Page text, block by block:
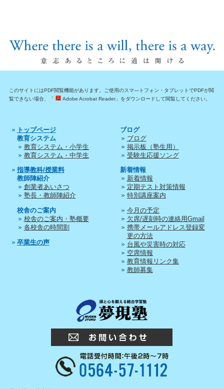
このサイトにはPDF閲覧機能があります。ご使用のスマ―トフォン・タブレットでPDFが閲
覧できない場合、「
Adobe Acrobat Reader」をダウンロードして閲覧してください。
トップページ
教育システム
教育システム・小学生
教育システム・中学生
指導教科/授業料
教師陣紹介
創業者あいさつ
塾長・教師陣紹介
校舎のご案内
校舎のご案内・塾概要
各校舎の時間割
卒業生の声
ブログ
ブログ
掲示板（塾生用）
受験生応援ソング
新着情報
新着情報
定期テスト対策情報
特別講座案内
今月の予定
欠席/遅刻時の連絡用Gmail
携帯メールアドレス登録変
更の方法
台風や災害時の対応
空席情報
教育情報リンク集
教師募集